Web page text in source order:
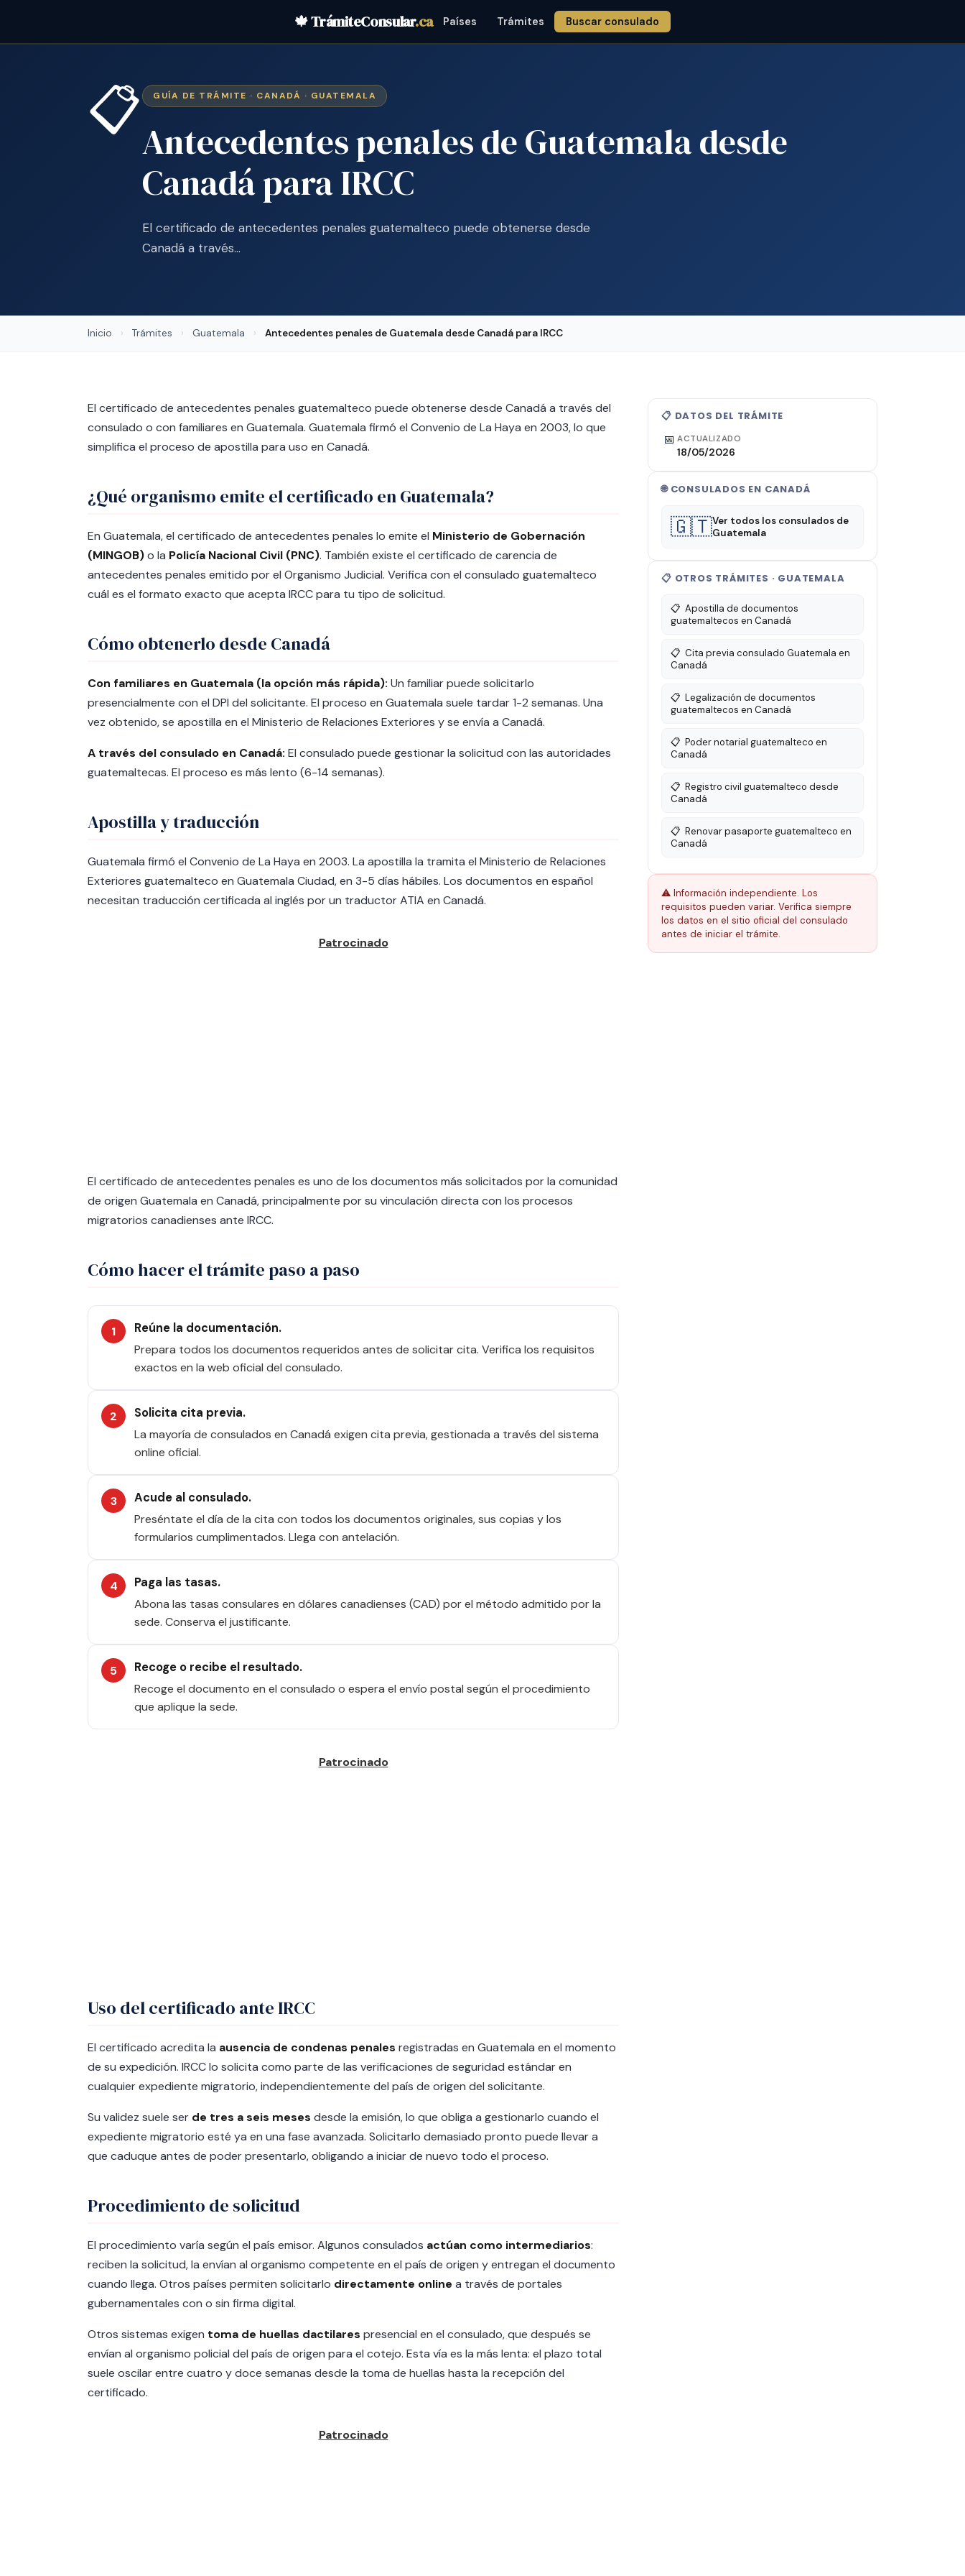
🍁 TrámiteConsular.ca Países Trámites Buscar consulado
📋 GUÍA DE TRÁMITE · CANADÁ · GUATEMALA
Antecedentes penales de Guatemala desde
Canadá para IRCC
El certificado de antecedentes penales guatemalteco puede obtenerse desde
Canadá a través…
Inicio › Trámites › Guatemala › Antecedentes penales de Guatemala desde Canadá para IRCC
📋 DATOS DEL TRÁMITE
📅 ACTUALIZADO
18/05/2026
🌐 CONSULADOS EN CANADÁ
🇬🇹Ver todos los consulados de
Guatemala
📋 OTROS TRÁMITES · GUATEMALA
📋 Apostilla de documentos
guatemaltecos en Canadá
📋 Cita previa consulado Guatemala en
Canadá
📋 Legalización de documentos
guatemaltecos en Canadá
📋 Poder notarial guatemalteco en
Canadá
📋 Registro civil guatemalteco desde
Canadá
📋 Renovar pasaporte guatemalteco en
Canadá
⚠️ Información independiente. Los
requisitos pueden variar. Verifica siempre
los datos en el sitio oficial del consulado
antes de iniciar el trámite.
El certificado de antecedentes penales guatemalteco puede obtenerse desde Canadá a través del
consulado o con familiares en Guatemala. Guatemala firmó el Convenio de La Haya en 2003, lo que
simplifica el proceso de apostilla para uso en Canadá.
¿Qué organismo emite el certificado en Guatemala?
En Guatemala, el certificado de antecedentes penales lo emite el Ministerio de Gobernación
(MINGOB)o la Policía Nacional Civil (PNC). También existe el certificado de carencia de
antecedentes penales emitido por el Organismo Judicial. Verifica con el consulado guatemalteco
cuál es el formato exacto que acepta IRCC para tu tipo de solicitud.
Cómo obtenerlo desde Canadá
Con familiares en Guatemala (la opción más rápida): Un familiar puede solicitarlo
presencialmente con el DPI del solicitante. El proceso en Guatemala suele tardar 1-2 semanas. Una
vez obtenido, se apostilla en el Ministerio de Relaciones Exteriores y se envía a Canadá.
A través del consulado en Canadá: El consulado puede gestionar la solicitud con las autoridades
guatemaltecas. El proceso es más lento (6-14 semanas).
Apostilla y traducción
Guatemala firmó el Convenio de La Haya en 2003. La apostilla la tramita el Ministerio de Relaciones
Exteriores guatemalteco en Guatemala Ciudad, en 3-5 días hábiles. Los documentos en español
necesitan traducción certificada al inglés por un traductor ATIA en Canadá.
El certificado de antecedentes penales es uno de los documentos más solicitados por la comunidad
de origen Guatemala en Canadá, principalmente por su vinculación directa con los procesos
migratorios canadienses ante IRCC.
Cómo hacer el trámite paso a paso
Reúne la documentación.
Prepara todos los documentos requeridos antes de solicitar cita. Verifica los requisitos
exactos en la web oficial del consulado.
Solicita cita previa.
La mayoría de consulados en Canadá exigen cita previa, gestionada a través del sistema
online oficial.
Acude al consulado.
Preséntate el día de la cita con todos los documentos originales, sus copias y los
formularios cumplimentados. Llega con antelación.
Paga las tasas.
Abona las tasas consulares en dólares canadienses (CAD) por el método admitido por la
sede. Conserva el justificante.
Recoge o recibe el resultado.
Recoge el documento en el consulado o espera el envío postal según el procedimiento
que aplique la sede.
Uso del certificado ante IRCC
El certificado acredita la ausencia de condenas penales registradas en Guatemala en el momento
de su expedición. IRCC lo solicita como parte de las verificaciones de seguridad estándar en
cualquier expediente migratorio, independientemente del país de origen del solicitante.
Su validez suele ser de tres a seis meses desde la emisión, lo que obliga a gestionarlo cuando el
expediente migratorio esté ya en una fase avanzada. Solicitarlo demasiado pronto puede llevar a
que caduque antes de poder presentarlo, obligando a iniciar de nuevo todo el proceso.
Procedimiento de solicitud
El procedimiento varía según el país emisor. Algunos consulados actúan como intermediarios:
reciben la solicitud, la envían al organismo competente en el país de origen y entregan el documento
cuando llega. Otros países permiten solicitarlo directamente online a través de portales
gubernamentales con o sin firma digital.
Otros sistemas exigen toma de huellas dactilares presencial en el consulado, que después se
envían al organismo policial del país de origen para el cotejo. Esta vía es la más lenta: el plazo total
suele oscilar entre cuatro y doce semanas desde la toma de huellas hasta la recepción del
certificado.